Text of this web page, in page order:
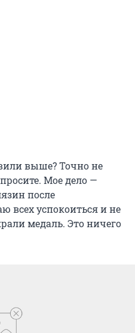
выше? Точно не
Мое дело —
после
всех успокоиться и не
медаль. Это ничего